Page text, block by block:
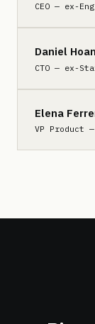
CEO — ex-
Daniel
CTO — ex-
Elena
VP Product